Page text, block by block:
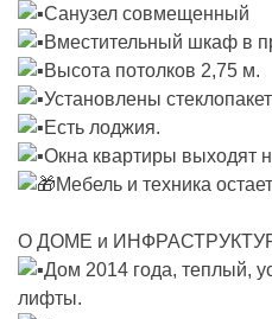
Санузел совмещенный
Вместительный шкаф в
Высота потолков 2,75 м.
Установлены
Есть лоджия.
Окна квартиры выходят
Мебель и техника
О ДОМЕ и
Дом 2014 года, теплый,
лифты.